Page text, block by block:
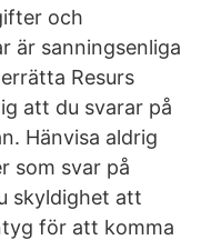
och
är sanningsenliga
Resurs
att du svarar på
Hänvisa aldrig
som svar på
skyldighet att
för att komma